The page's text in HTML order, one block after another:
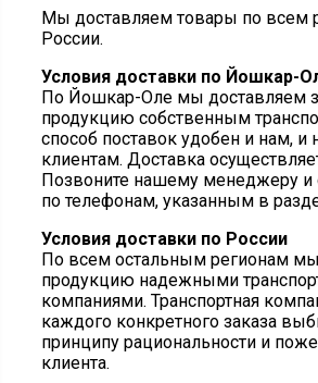
Мы доставляем товары по всем
России.
Условия доставки по Йошкар-
По Йошкар-Оле мы доставляем
продукцию собственным
способ поставок удобен и нам,
клиентам. Доставка
Позвоните нашему менеджеру и
по телефонам, указанным в
Условия доставки по России
По всем остальным регионам
продукцию надежными
компаниями. Транспортная
каждого конкретного заказа
принципу рациональности и
клиента.